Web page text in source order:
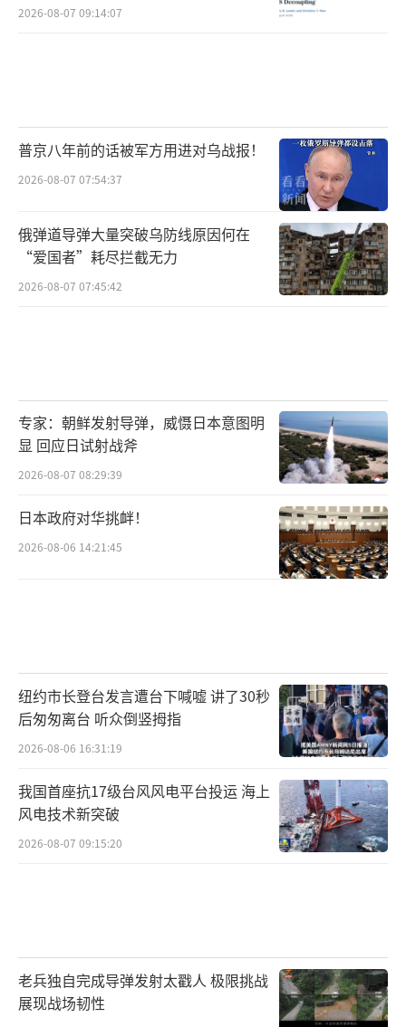
2026-08-07 09:14:07
普京八年前的话被军方用进对乌战报！
2026-08-07 07:54:37
俄弹道导弹大量突破乌防线原因何在
“爱国者”耗尽拦截无力
2026-08-07 07:45:42
专家：朝鲜发射导弹，威慑日本意图明
显 回应日试射战斧
2026-08-07 08:29:39
日本政府对华挑衅！
2026-08-06 14:21:45
纽约市长登台发言遭台下喊嘘 讲了30秒
后匆匆离台 听众倒竖拇指
2026-08-06 16:31:19
我国首座抗17级台风风电平台投运 海上
风电技术新突破
2026-08-07 09:15:20
老兵独自完成导弹发射太戳人 极限挑战
展现战场韧性